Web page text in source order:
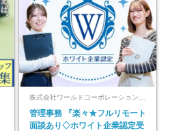
管理事務 『楽々★フルリモート
面談あり◇ホワイト企業認定受